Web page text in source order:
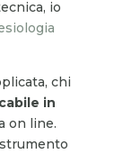
io
chi
in
on line.